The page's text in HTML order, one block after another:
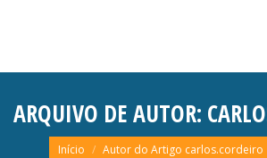
ARQUIVO DE AUTOR:
Você está aqui:
Início Autor do Artigo carlos.cordeiro